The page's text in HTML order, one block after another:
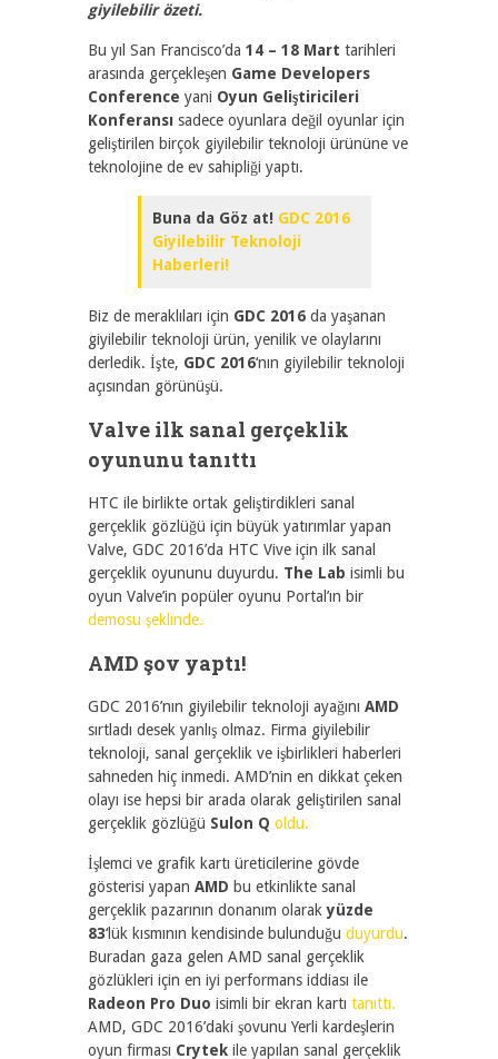
giyilebilir özeti.
Bu yıl San Francisco’da 14 – 18 Mart tarihleri
arasında gerçekleşen Game Developers
Conference yani Oyun Geliştiricileri
Konferansı sadece oyunlara değil oyunlar için
geliştirilen birçok giyilebilir teknoloji ürününe ve
teknolojine de ev sahipliği yaptı.
Buna da Göz at! GDC 2016
Giyilebilir Teknoloji
Haberleri!
Biz de meraklıları için GDC 2016 da yaşanan
giyilebilir teknoloji ürün, yenilik ve olaylarını
derledik. İşte, GDC 2016‘nın giyilebilir teknoloji
açısından görünüşü.
Valve ilk sanal gerçeklik
oyununu tanıttı
HTC ile birlikte ortak geliştirdikleri sanal
gerçeklik gözlüğü için büyük yatırımlar yapan
Valve, GDC 2016’da HTC Vive için ilk sanal
gerçeklik oyununu duyurdu. The Lab isimli bu
oyun Valve’in popüler oyunu Portal’ın bir
demosu şeklinde.
AMD şov yaptı!
GDC 2016’nın giyilebilir teknoloji ayağını AMD
sırtladı desek yanlış olmaz. Firma giyilebilir
teknoloji, sanal gerçeklik ve işbirlikleri haberleri
sahneden hiç inmedi. AMD’nin en dikkat çeken
olayı ise hepsi bir arada olarak geliştirilen sanal
gerçeklik gözlüğü Sulon Q oldu.
İşlemci ve grafik kartı üreticilerine gövde
gösterisi yapan AMD bu etkinlikte sanal
gerçeklik pazarının donanım olarakyüzde
83‘lük kısmının kendisinde bulunduğu duyurdu.
Buradan gaza gelen AMD sanal gerçeklik
gözlükleri için en iyi performans iddiası ile
Radeon Pro Duo isimli bir ekran kartı tanıttı.
AMD, GDC 2016’daki şovunu Yerli kardeşlerin
oyun firması Crytek ile yapılan sanal gerçeklik